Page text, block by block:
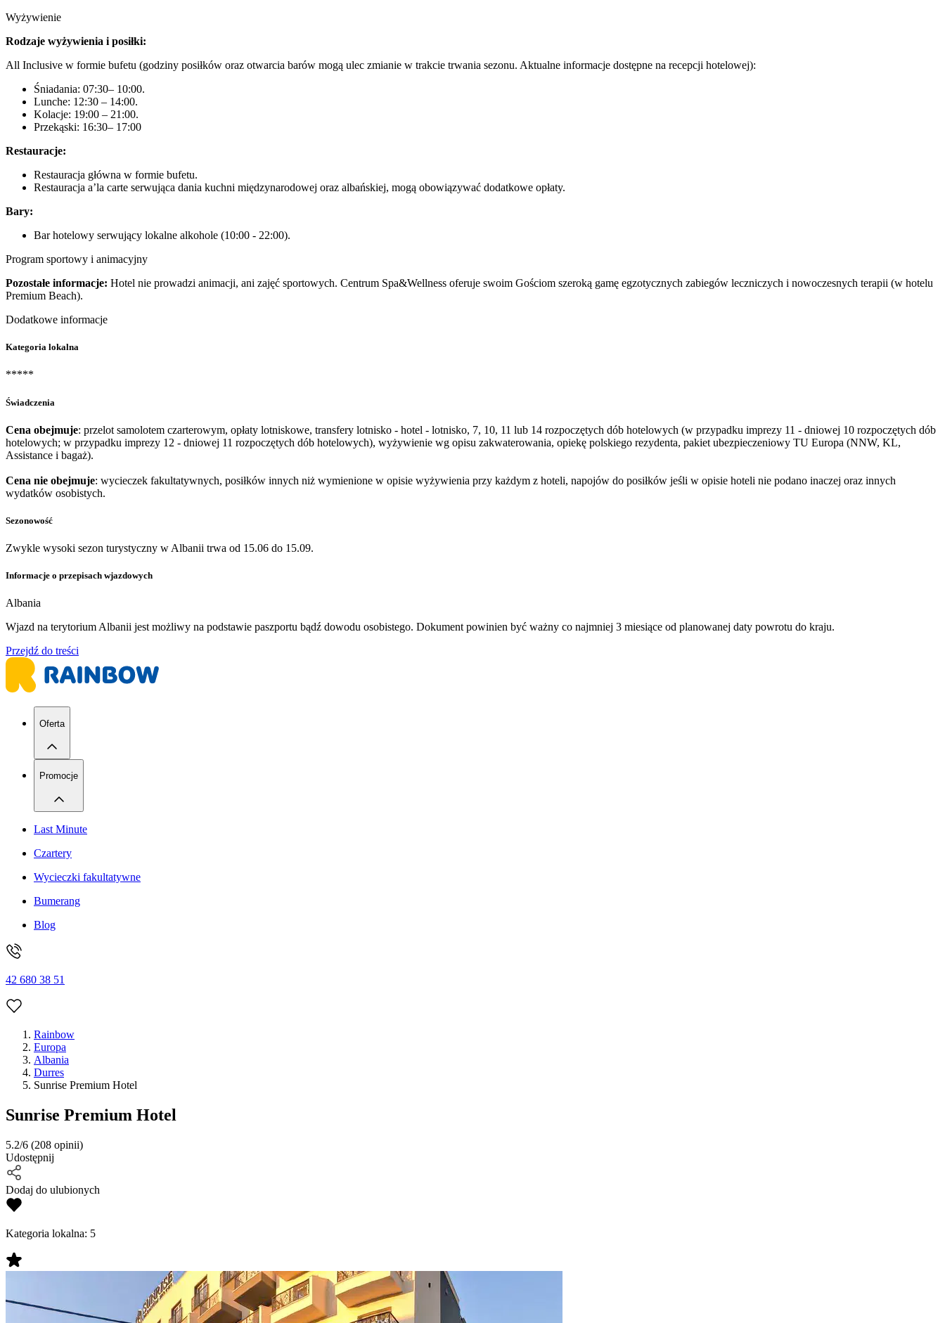
Wyżywienie
Rodzaje wyżywienia i posiłki:
All Inclusive w formie bufetu (godziny posiłków oraz otwarcia barów mogą ulec zmianie w trakcie trwania sezonu. Aktualne informacje dostępne na recepcji hotelowej):
Śniadania: 07:30– 10:00.
Lunche: 12:30 – 14:00.
Kolacje: 19:00 – 21:00.
Przekąski: 16:30– 17:00
Restauracje:
Restauracja główna w formie bufetu.
Restauracja a’la carte serwująca dania kuchni międzynarodowej oraz albańskiej, mogą obowiązywać dodatkowe opłaty.
Bary:
Bar hotelowy serwujący lokalne alkohole (10:00 - 22:00).
Program sportowy i animacyjny
Pozostałe informacje: Hotel nie prowadzi animacji, ani zajęć sportowych. Centrum Spa&Wellness oferuje swoim Gościom szeroką gamę egzotycznych zabiegów leczniczych i nowoczesnych terapii (w hotelu
Premium Beach).
Dodatkowe informacje
Kategoria lokalna
*****
Świadczenia
Cena obejmuje: przelot samolotem czarterowym, opłaty lotniskowe, transfery lotnisko - hotel - lotnisko, 7, 10, 11 lub 14 rozpoczętych dób hotelowych (w przypadku imprezy 11 - dniowej 10 rozpoczętych dób
hotelowych; w przypadku imprezy 12 - dniowej 11 rozpoczętych dób hotelowych), wyżywienie wg opisu zakwaterowania, opiekę polskiego rezydenta, pakiet ubezpieczeniowy TU Europa (NNW, KL,
Assistance i bagaż).
Cena nie obejmuje: wycieczek fakultatywnych, posiłków innych niż wymienione w opisie wyżywienia przy każdym z hoteli, napojów do posiłków jeśli w opisie hoteli nie podano inaczej oraz innych
wydatków osobistych.
Sezonowość
Zwykle wysoki sezon turystyczny w Albanii trwa od 15.06 do 15.09.
Informacje o przepisach wjazdowych
Albania
Wjazd na terytorium Albanii jest możliwy na podstawie paszportu bądź dowodu osobistego. Dokument powinien być ważny co najmniej 3 miesiące od planowanej daty powrotu do kraju.
Przejdź do treści
Oferta
Promocje
Last Minute
Czartery
Wycieczki fakultatywne
Bumerang
Blog
42 680 38 51
Rainbow
Europa
Albania
Durres
Sunrise Premium Hotel
Sunrise Premium Hotel
5.2/6 (208 opinii)
Udostępnij
Dodaj do ulubionych
Kategoria lokalna: 5